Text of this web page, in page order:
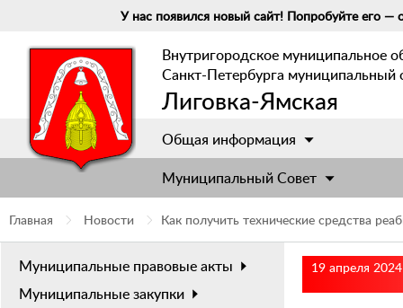
У нас появился новый сайт! Попробуйте его —
Внутригородское муниципальное
Санкт-Петербурга муниципальный
Лиговка-Ямская
Общая информация
Муниципальный Cовет
Главная Новости Как получить технические средства
Муниципальные правовые акты
Муниципальные закупки
19 апреля 2024